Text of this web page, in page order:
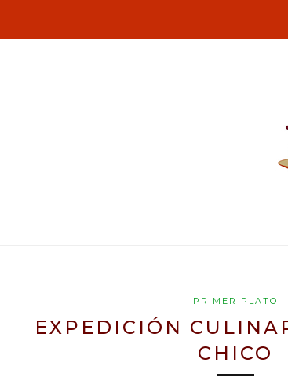
PRIMER PLATO
EXPEDICIÓN
CHICO